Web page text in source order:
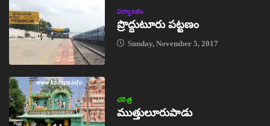
పర్యాటకం
ప్రొద్దుటూరు పట్టణం
Sunday, November 5, 2017
చరిత్ర
ముత్తులూరుపాడు